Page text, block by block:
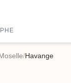
/Havange